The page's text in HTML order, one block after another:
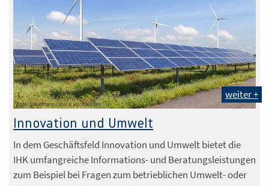
Foto: Soonthorn - stock.adobe.com
weiter +
Innovation und Umwelt
In dem Geschäftsfeld Innovation und Umwelt bietet die
IHK umfangreiche Informations- und Beratungsleistungen
zum Beispiel bei Fragen zum betrieblichen Umwelt- oder